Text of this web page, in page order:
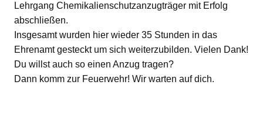
Lehrgang Chemikalienschutzanzugträger mit Erfolg
abschließen.
Insgesamt wurden hier wieder 35 Stunden in das
Ehrenamt gesteckt um sich weiterzubilden. Vielen Dank!
Du willst auch so einen Anzug tragen?
Dann komm zur Feuerwehr! Wir warten auf dich.